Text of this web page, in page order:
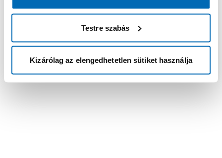
Testre szabás
Kizárólag az elengedhetetlen sütiket használja